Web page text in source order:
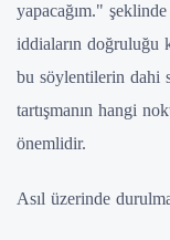
yapacağım."
iddiaların doğruluğu
bu söylentilerin dahi
tartışmanın hangi
önemlidir.
Asıl üzerinde